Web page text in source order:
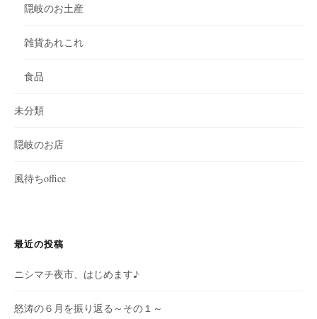
隠岐のお土産
雑貨あれこれ
食品
未分類
隠岐のお店
風待ちoffice
最近の投稿
ニシマチ夜市、はじめます♪
怒涛の６月を振り返る～その１～